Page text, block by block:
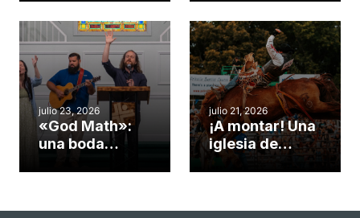
Cary se
convirtió en un
insólito campo
misionero te
cuento
obra de Dios
durante la
Semana
ServeNC
julio 23, 2026
«God Math»:
una boda
celebra el
julio 21, 2026
¡A montar! Una
iglesia de
rodeo anual en